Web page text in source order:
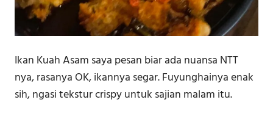
Ikan Kuah Asam saya pesan biar ada nuansa NTT
nya, rasanya OK, ikannya segar. Fuyunghainya enak
sih, ngasi tekstur crispy untuk sajian malam itu.